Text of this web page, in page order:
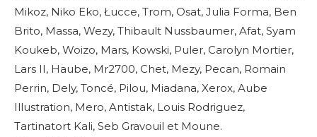
Mikoz, Niko Eko, Łucce, Trom, Osat, Julia Forma, Ben
Brito, Massa, Wezy, Thibault Nussbaumer, Afat, Syam
Koukeb, Woizo, Mars, Kowski, Puler, Carolyn Mortier,
Lars II, Haube, Mr2700, Chet, Mezy, Pecan, Romain
Perrin, Dely, Toncé, Pilou, Miadana, Xerox, Aube
Illustration, Mero, Antistak, Louis Rodriguez,
Tartinatort Kali, Seb Gravouil et Moune.